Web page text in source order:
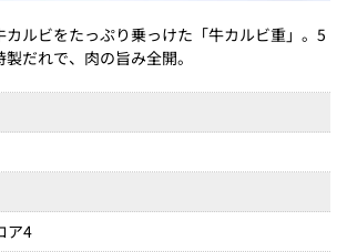
ルビをたっぷり乗っけた「牛カルビ重」。5
だれで、肉の旨み全開。
ア4